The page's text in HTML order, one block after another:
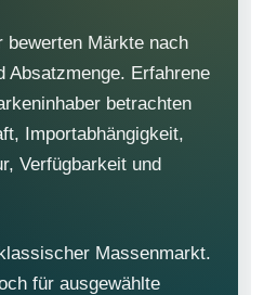
bewerten Märkte nach
Absatzmenge. Erfahrene
betrachten
Importabhängigkeit,
Verfügbarkeit und
Massenmarkt.
für ausgewählte